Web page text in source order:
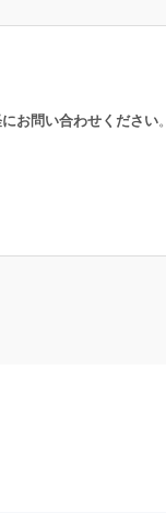
お問い合わせください。